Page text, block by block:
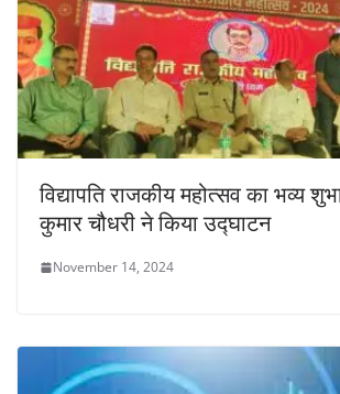
विद्यापति राजकीय महोत्सव का भव्य
कुमार चौधरी ने किया उद्घाटन
November 14, 2024